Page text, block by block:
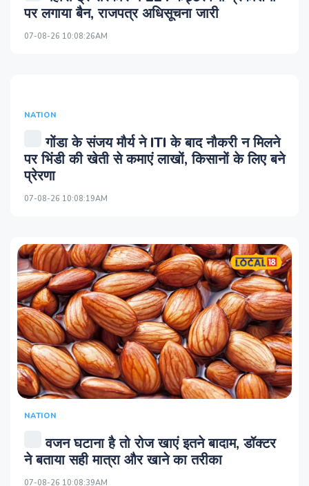
पर लगाया बैन, राजपत्र अधिसूचना जारी
07-08-26 10:08:26AM
NATION
गोंडा के संजय मौर्य ने ITI के बाद नौकरी न मिलने
पर भिंडी की खेती से कमाएं लाखों, किसानों के लिए बने
प्रेरणा
07-08-26 10:08:19AM
NATION
वजन घटाना है तो रोज खाएं इतने बादाम, डॉक्टर
ने बताया सही मात्रा और खाने का तरीका
07-08-26 10:08:39AM